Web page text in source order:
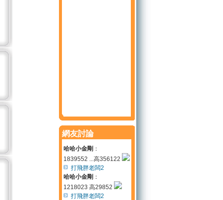
網友討論
哈哈小金剛 ：
1839552 ...高356122
打飛胖老闆2
哈哈小金剛 ：
1218023 高29852
打飛胖老闆2